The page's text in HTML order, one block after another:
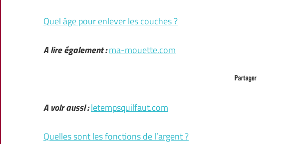
Quel âge pour enlever les couches ?
A lire également :ma-mouette.com
A voir aussi :letempsquilfaut.com
Quelles sont les fonctions de l’argent ?